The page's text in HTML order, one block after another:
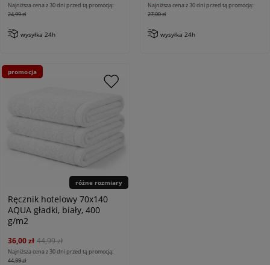
Najniższa cena z 30 dni przed tą promocją:
24,99 zł
wysyłka 24h
Najniższa cena z 30 dni przed tą promocją:
27,00 zł
wysyłka 24h
różne rozmiary
Ręcznik hotelowy 70x140
AQUA gładki, biały, 400
g/m2
36,00 zł 44,99 zł
Najniższa cena z 30 dni przed tą promocją:
44,99 zł
promocja